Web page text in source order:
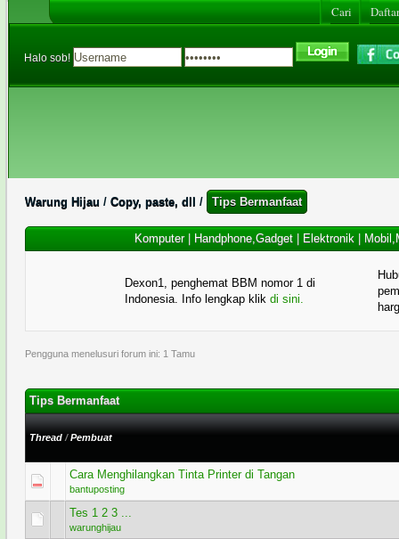
Cari
Halo sob!
Warung Hijau / Copy, paste, dll / Tips Bermanfaat
Komputer| Handphone,Gadget| Elektronik|
Dexon1, penghemat BBM nomor 1 di
Indonesia. Info lengkap klik di sini.
Pengguna menelusuri forum ini: 1 Tamu
Tips Bermanfaat
Thread /Pembuat
Cara Menghilangkan Tinta Printer di Tangan
bantuposting
0 Voting - 0 dari 5 secara Rata-rata
1 2 34 5
Tes 1 2 3 ...
warunghijau
0 Voting - 0 dari 5 secara Rata-rata